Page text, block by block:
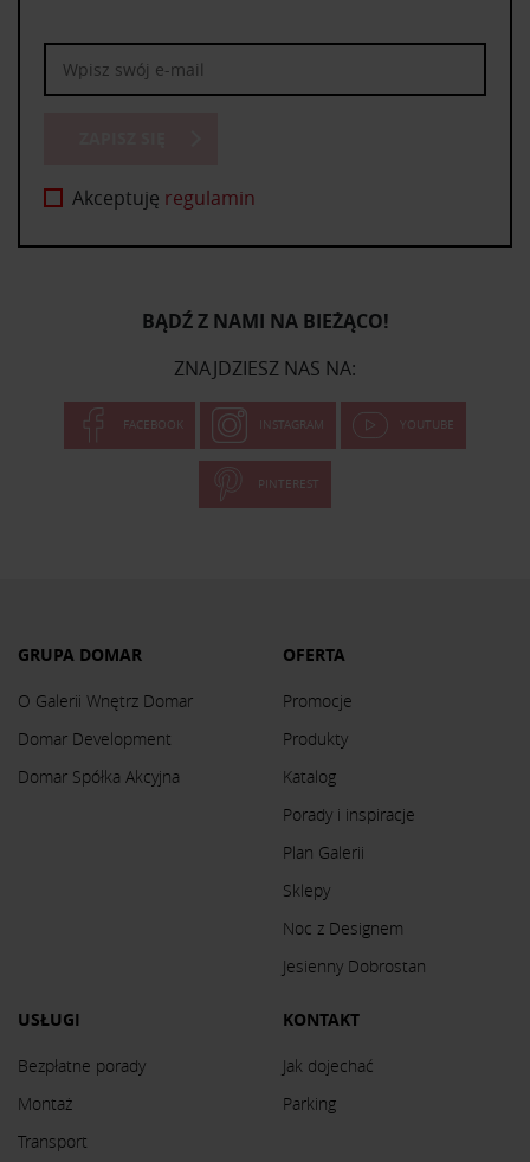
Akceptuję regulamin
BĄDŹ Z NAMI NA BIEŻĄCO!
ZNAJDZIESZ NAS NA:
FACEBOOK INSTAGRAM YOUTUBE
PINTEREST
GRUPA DOMAR
O Galerii Wnętrz Domar
Domar Development
Domar Spółka Akcyjna
OFERTA
Promocje
Produkty
Katalog
Porady i inspiracje
Plan Galerii
Sklepy
Noc z Designem
Jesienny Dobrostan
USŁUGI
Bezpłatne porady
Montaż
Transport
KONTAKT
Jak dojechać
Parking